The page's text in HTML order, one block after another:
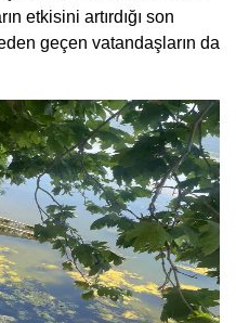
etkisini artırdığı son
geçen vatandaşların da